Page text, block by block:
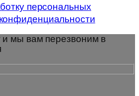
персональных
мы вам перезвоним в